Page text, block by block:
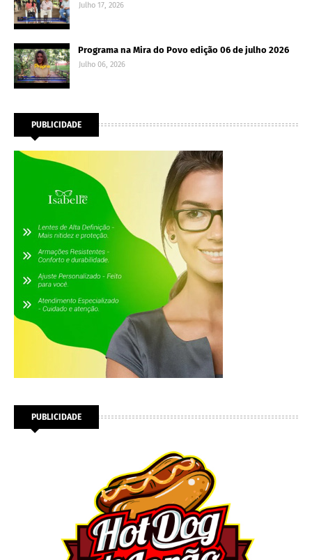
Julho 17, 2026
Programa na Mira do Povo edição 06 de julho 2026
Julho 06, 2026
PUBLICIDADE
PUBLICIDADE